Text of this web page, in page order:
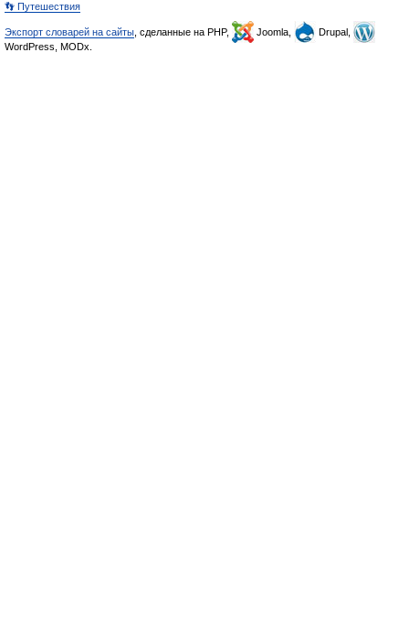
👣 Путешествия
Экспорт словарей на сайты , сделанные на PHP, Joomla,
Drupal,
WordPress, MODx.